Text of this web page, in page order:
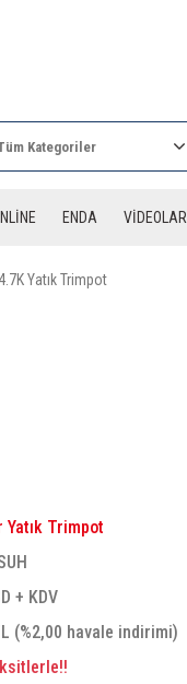
ENDA VİDEOLAR
4.7K Yatık Trimpot
Yatık Trimpot
+ KDV
(%2,00 havale indirimi)